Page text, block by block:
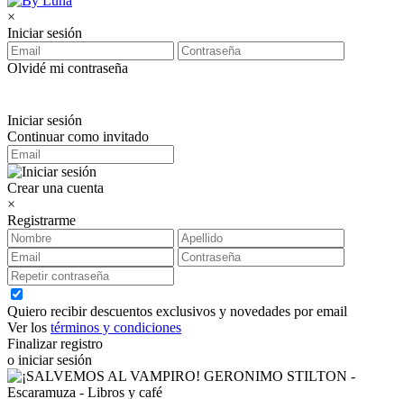
×
Iniciar sesión
Olvidé mi contraseña
Iniciar sesión
Continuar como invitado
Crear una cuenta
×
Registrarme
Quiero recibir descuentos exclusivos y novedades por email
Ver los términos y condiciones
Finalizar registro
o iniciar sesión